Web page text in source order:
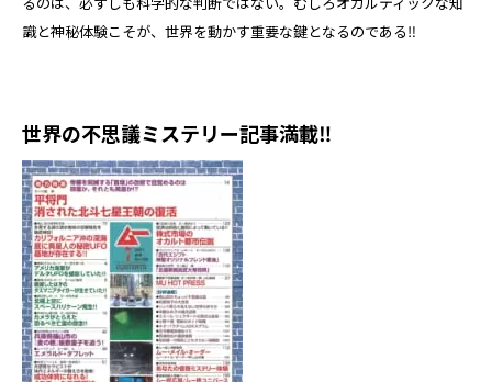
識と神秘体験こそが、世界を動かす重要な鍵となるのである‼
世界の不思議ミステリー記事満載‼